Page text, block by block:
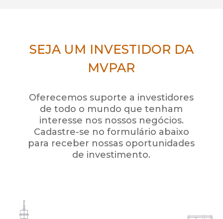
SEJA UM INVESTIDOR DA
MVPAR
Oferecemos suporte a investidores
de todo o mundo que tenham
interesse nos nossos negócios.
Cadastre-se no formulário abaixo
para receber nossas oportunidades
de investimento.